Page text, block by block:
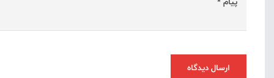
ارسال دیدگاه